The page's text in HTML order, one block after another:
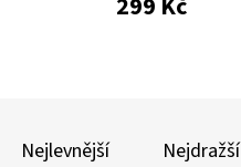
Nejlevnější Nejdražší